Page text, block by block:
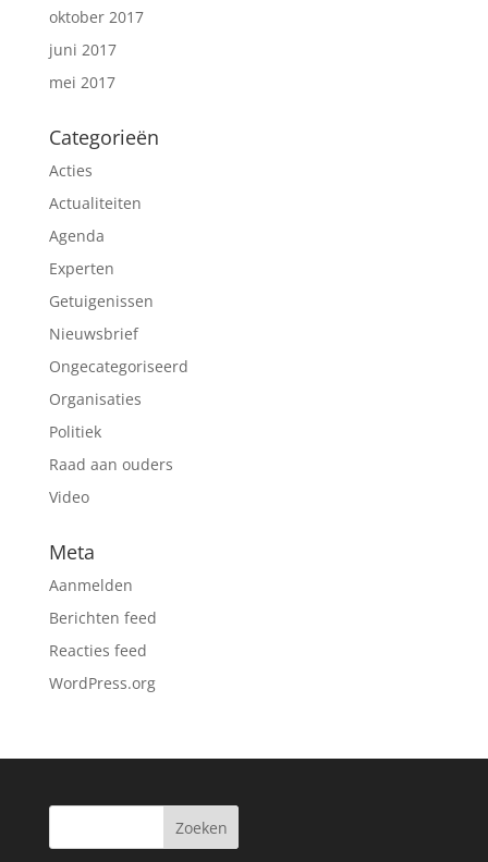
oktober 2017
juni 2017
mei 2017
Categorieën
Acties
Actualiteiten
Agenda
Experten
Getuigenissen
Nieuwsbrief
Ongecategoriseerd
Organisaties
Politiek
Raad aan ouders
Video
Meta
Aanmelden
Berichten feed
Reacties feed
WordPress.org